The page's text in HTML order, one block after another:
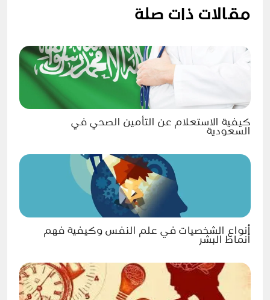
مقالات ذات صلة
كيفية الاستعلام عن التأمين الصحي في
السعودية
أنواع الشخصيات في علم النفس وكيفية فهم
أنماط البشر